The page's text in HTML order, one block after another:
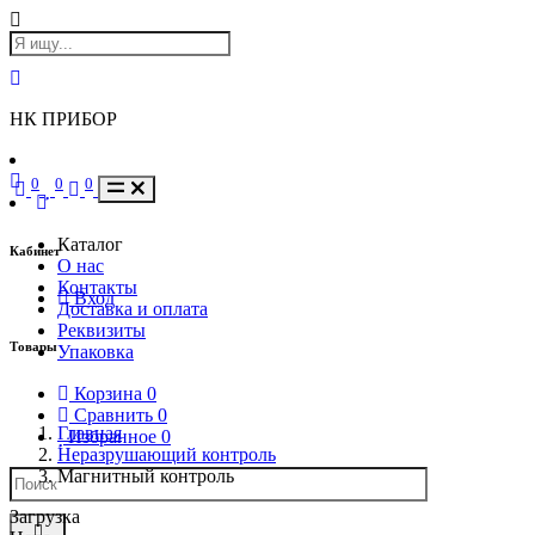
НК ПРИБОР
Кабинет
Вход
Товары
Корзина 0
Сравнить 0
Избранное 0
0 0 0
Каталог
О нас
Контакты
Доставка и оплата
Реквизиты
Упаковка
Главная
Неразрушающий контроль
Магнитный контроль
Загрузка